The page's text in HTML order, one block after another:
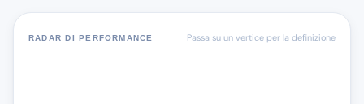
RADAR DI PERFORMANCE Passa su un vertice per la definizione